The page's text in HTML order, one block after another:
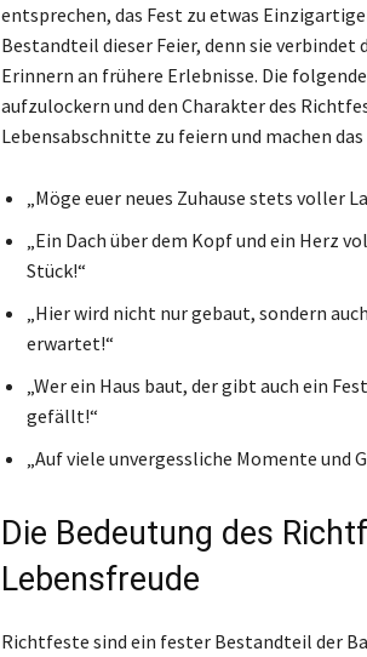
entsprechen, das Fest zu etwas
Bestandteil dieser Feier, denn sie verbindet
Erinnern an frühere Erlebnisse. Die
aufzulockern und den Charakter des
Lebensabschnitte zu feiern und machen
„Möge euer neues Zuhause stets voller
„Ein Dach über dem Kopf und ein Herz
Stück!“
„Hier wird nicht nur gebaut, sondern
erwartet!“
„Wer ein Haus baut, der gibt auch ein
gefällt!“
„Auf viele unvergessliche Momente und
Die Bedeutung des
Lebensfreude
Richtfeste sind ein fester Bestandteil der